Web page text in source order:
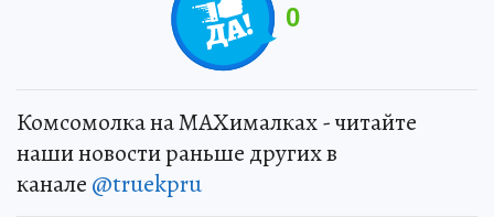
0
Комсомолка на MAXималках - читайте
наши новости раньше других в
канале @truekpru